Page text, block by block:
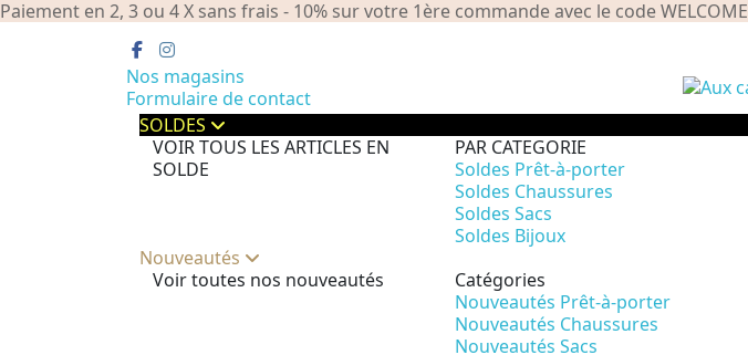
Paiement en 2, 3 ou 4 X sans frais - 10% sur votre 1ère commande avec le code WELCOME
Nos magasins
Formulaire de contact
SOLDES
VOIR TOUS LES ARTICLES EN
SOLDE
PAR CATEGORIE
Soldes Prêt-à-porter
Soldes Chaussures
Soldes Sacs
Soldes Bijoux
Nouveautés
Voir toutes nos nouveautés
Catégories
Nouveautés Prêt-à-porter
Nouveautés Chaussures
Nouveautés Sacs